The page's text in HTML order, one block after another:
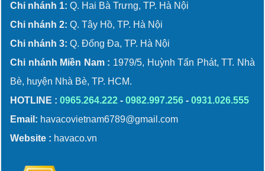
Chi nhánh 1: Q. Hai Bà Trưng, TP. Hà Nội
Chi nhánh 2: Q. Tây Hồ, TP. Hà Nội
Chi nhánh 3: Q. Đống Đa, TP. Hà Nội
Chi nhánh Miền Nam : 1979/5, Huỳnh Tấn Phát, TT. Nhà
Bè, huyện Nhà Bè, TP. HCM.
HOTLINE : 0965.264.222 - 0982.997.256 - 0931.026.555
Email: havacovietnam6789@gmail.com
Website : havaco.vn